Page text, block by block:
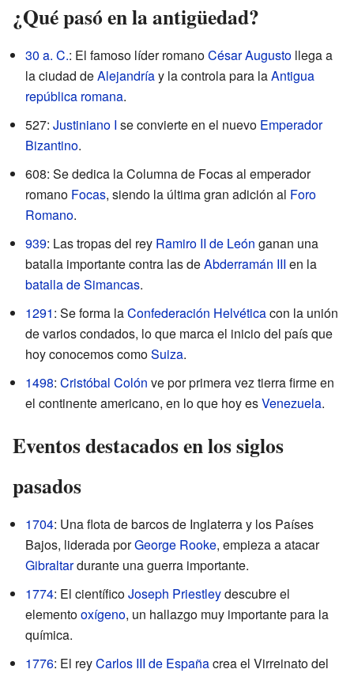
¿Qué pasó en la antigüedad?
30 a. C.: El famoso líder romanoCésar Augusto llega a
la ciudad deAlejandríay la controla para laAntigua
república romana.
527: Justiniano I se convierte en el nuevo Emperador
Bizantino.
608: Se dedica la Columna de Focas al emperador
romano Focas, siendo la última gran adición al Foro
Romano.
939: Las tropas del rey Ramiro II de León ganan una
batalla importante contra las deAbderramán III en la
batalla de Simancas.
1291: Se forma laConfederación Helvéticacon la unión
de varios condados, lo que marca el inicio del país que
hoy conocemos comoSuiza.
1498: Cristóbal Colón ve por primera vez tierra firme en
el continente americano, en lo que hoy esVenezuela.
Eventos destacados en los siglos
pasados
1704: Una flota de barcos de Inglaterra y los Países
Bajos, liderada porGeorge Rooke, empieza a atacar
Gibraltardurante una guerra importante.
1774: El científicoJoseph Priestleydescubre el
elementooxígeno, un hallazgo muy importante para la
química.
1776: El reyCarlos III de Españacrea el Virreinato del